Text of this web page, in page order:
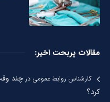
مقالات پربحت اخیر:
کارشناس روابط عمومیدرچند
کرد؟